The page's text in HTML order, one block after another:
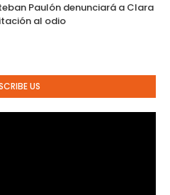
Paulón denunciará a Clara
al odio
US